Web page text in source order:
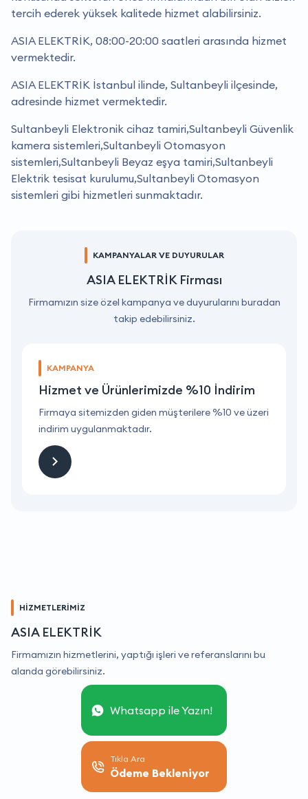
tercih ederek yüksek kalitede hizmet alabilirsiniz.
ASIA ELEKTRİK, 08:00-20:00 saatleri arasında hizmet
vermektedir.
ASIA ELEKTRİK İstanbul ilinde, Sultanbeyli ilçesinde,
adresinde hizmet vermektedir.
Sultanbeyli Elektronik cihaz tamiri,Sultanbeyli Güvenlik
kamera sistemleri,Sultanbeyli Otomasyon
sistemleri,Sultanbeyli Beyaz eşya tamiri,Sultanbeyli
Elektrik tesisat kurulumu,Sultanbeyli Otomasyon
sistemleri gibi hizmetleri sunmaktadır.
KAMPANYALAR VE DUYURULAR
ASIA ELEKTRİK Firması
Firmamızın size özel kampanya ve duyurularını buradan
takip edebilirsiniz.
KAMPANYA
Hizmet ve Ürünlerimizde %10 İndirim
Firmaya sitemizden giden müşterilere %10 ve üzeri
indirim uygulanmaktadır.
HİZMETLERİMİZ
ASIA ELEKTRİK
Firmamızın hizmetlerini, yaptığı işleri ve referanslarını bu
alanda görebilirsiniz.
Whatsapp ile Yazın!
Tıkla Ara
Ödeme Bekleniyor